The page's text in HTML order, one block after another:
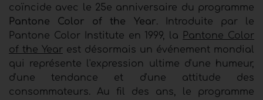
coïncide avec le 25e anniversaire du programme
Pantone Color of the Year. Introduite par le
Pantone Color Institute en 1999, la
Pantone Color
of the Year est désormais un événement mondial
qui représente l'expression ultime d'une humeur,
d'une tendance et d'une attitude des
consommateurs. Au fil des ans, le programme